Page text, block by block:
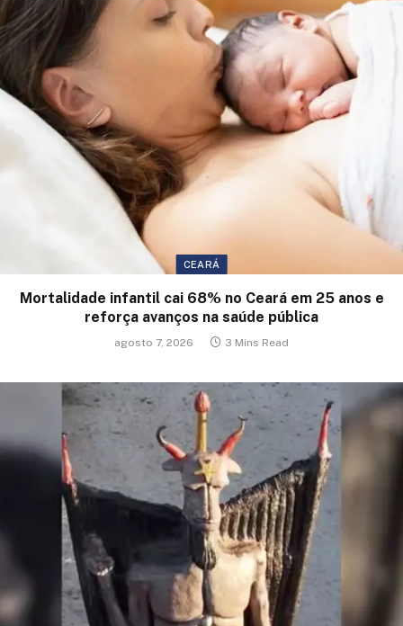
CEARÁ
Mortalidade infantil cai 68% no Ceará em 25 anos e
reforça avanços na saúde pública
agosto 7, 2026 3 Mins Read